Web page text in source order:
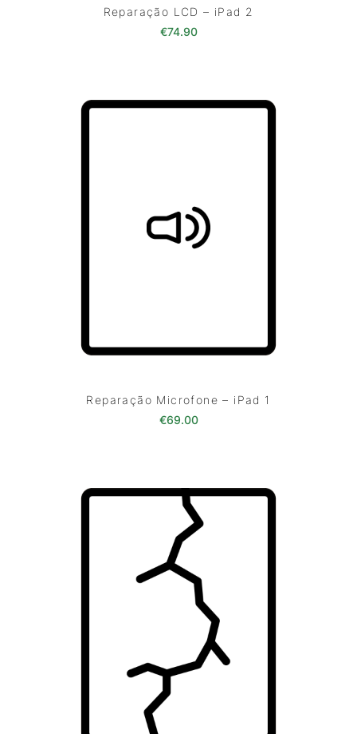
Reparação LCD – iPad 2
€74.90
Reparação Microfone – iPad 1
€69.00